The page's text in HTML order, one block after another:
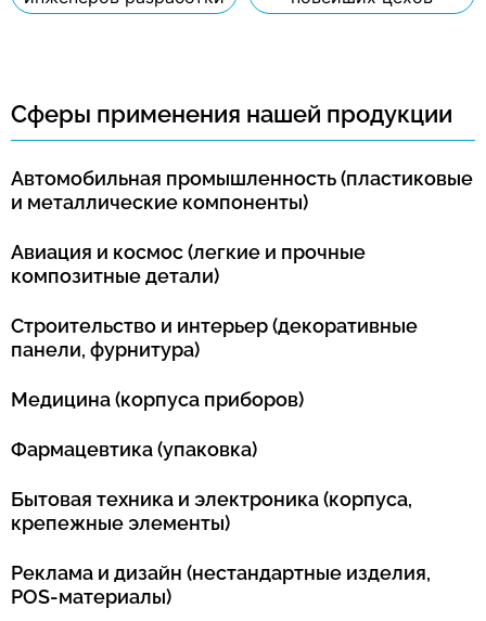
Сферы применения нашей продукции
Автомобильная промышленность (пластиковые
и металлические компоненты)
Авиация и космос (легкие и прочные
композитные детали)
Строительство и интерьер (декоративные
панели, фурнитура)
Медицина (корпуса приборов)
Фармацевтика (упаковка)
Бытовая техника и электроника (корпуса,
крепежные элементы)
Реклама и дизайн (нестандартные изделия,
POS-материалы)